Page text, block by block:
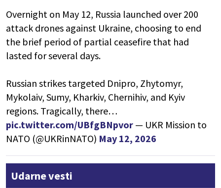
Overnight on May 12, Russia launched over 200
attack drones against Ukraine, choosing to end
the brief period of partial ceasefire that had
lasted for several days.
Russian strikes targeted Dnipro, Zhytomyr,
Mykolaiv, Sumy, Kharkiv, Chernihiv, and Kyiv
regions. Tragically, there…
pic.twitter.com/UBfgBNpvor — UKR Mission to
NATO (@UKRinNATO) May 12, 2026
Udarne vesti